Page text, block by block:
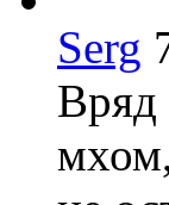
Serg
Вряд